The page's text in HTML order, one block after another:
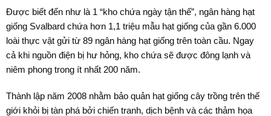
Được biết đến như là 1 “kho chứa ngày tận thế”, ngân hàng hạt
giống Svalbard chứa hơn 1,1 triệu mẫu hạt giống của gần 6.000
loài thực vật gửi từ 89 ngân hàng hạt giống trên toàn cầu. Ngay
cả khi nguồn điện bị hư hỏng, kho chứa sẽ được đông lạnh và
niêm phong trong ít nhất 200 năm.
Thành lập năm 2008 nhằm bảo quản hạt giống cây trồng trên thế
giới khỏi bị tàn phá bởi chiến tranh, dịch bệnh và các thảm họa